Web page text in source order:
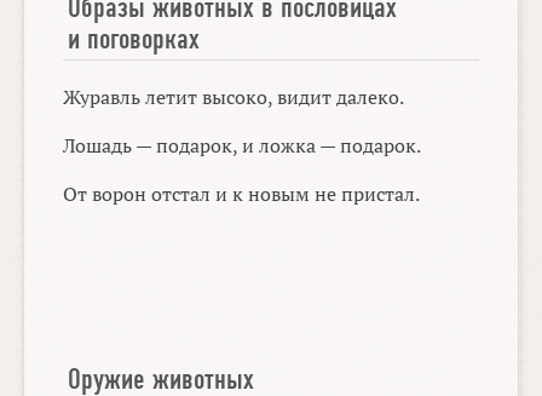
Образы животных в пословицах
и поговорках
Журавль летит высоко, видит далеко.
Лошадь — подарок, и ложка — подарок.
От ворон отстал и к новым не пристал.
Оружие животных